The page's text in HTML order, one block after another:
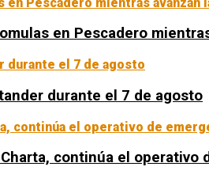
en Pescadero
durante el 7 de agosto
continúa el operativo